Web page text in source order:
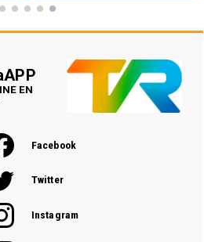
Facebook
Twitter
Instagram
EN